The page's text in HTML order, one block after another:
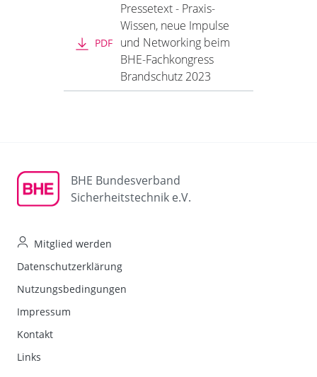
PDF
Pressetext - Praxis-
Wissen, neue Impulse
und Networ­king beim
BHE-Fach­kon­gress
Brand­schutz 2023
BHE Bundesverband
Sicherheitstechnik e.V.
Mitglied werden
Datenschutzerklärung
Nutzungsbedingungen
Impressum
Kontakt
Links